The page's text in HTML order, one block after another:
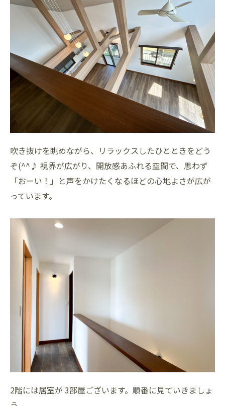
吹き抜けを眺めながら、リラックスしたひとときをどう
ぞ(^^♪ 視界が広がり、開放感あふれる空間で、思わず
「おーい！」と声をかけたくなるほどの心地よさが広が
っています。
2階には居室が 3部屋ございます。順番に見ていきましょ